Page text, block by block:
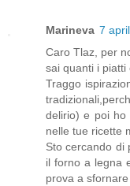
Marineva 7
Caro Tlaz, per
sai quanti i piatti
Traggo
delirio) e poi ho
nelle tue ricette
Sto cercando di
il forno a legna
prova a